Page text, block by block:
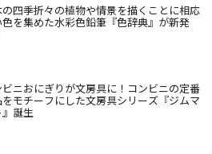
の四季折々の植物や情景を描くことに相応
色を集めた水彩色鉛筆『色辞典』が新発
ビニおにぎりが文房具に！コンビニの定番
をモチーフにした文房具シリーズ『ジムマ
』誕生